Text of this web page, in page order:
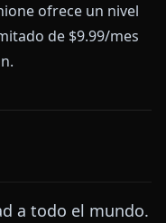
ofrece un nivel
de $9.99/mes
a todo el mundo.